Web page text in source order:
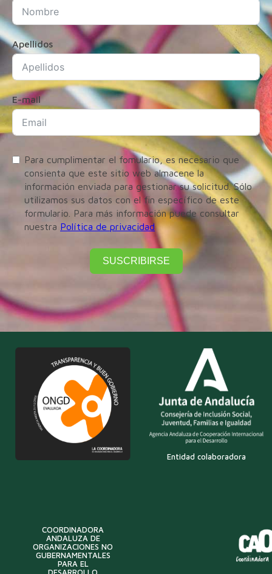
Apellidos
E-mail
Para cumplimentar el fomulario, es necesario que
consienta que este sitio web almacene la
información enviada para gestionar su solicitud. Sólo
utilizamos sus datos con el fin específico de este
formulario. Para más información puede consultar
nuestra Política de privacidad
SUSCRIBIRSE
Entidad colaboradora
COORDINADORA
ANDALUZA DE
ORGANIZACIONES NO
GUBERNAMENTALES
PARA EL